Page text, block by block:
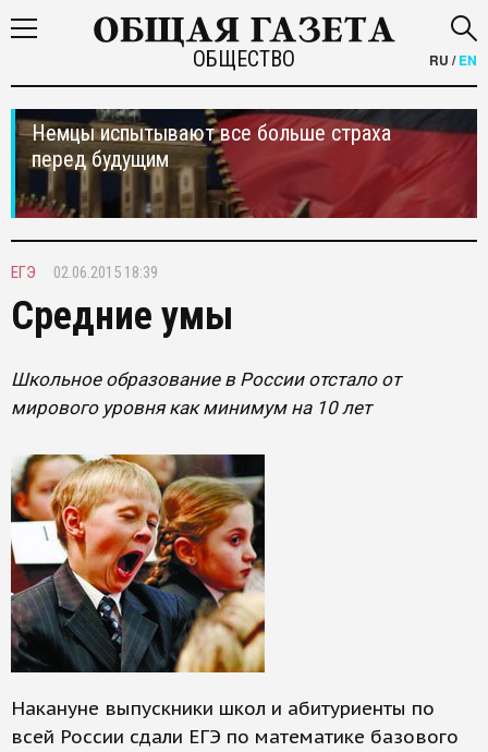
ОБЩЕСТВО RU /EN
Немцы испытывают все больше страха
перед будущим
ЕГЭ 02.06.2015 18:39
Средние умы
Школьное образование в России отстало от
мирового уровня как минимум на 10 лет
Накануне выпускники школ и абитуриенты по
всей России сдали ЕГЭ по математике базового